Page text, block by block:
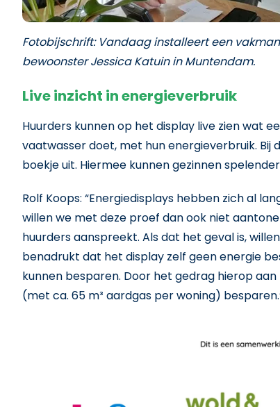
Fotobijschrift: Vandaag installeert een
bewoonster Jessica Katuin in Muntendam.
Live inzicht in energieverbruik
Huurders kunnen op het display live zien wat
vaatwasser doet, met hun energieverbruik.
boekje uit. Hiermee kunnen gezinnen
Rolf Koops: “Energiedisplays hebben zich al
willen we met deze proef dan ook niet
huurders aanspreekt. Als dat het geval is,
benadrukt dat het display zelf geen energie
kunnen besparen. Door het gedrag hierop
(met ca. 65 m³ aardgas per woning)